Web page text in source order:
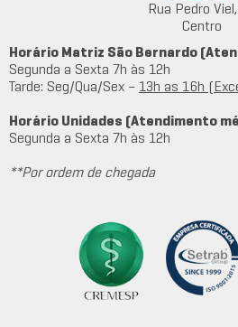
Rua Pedro
Centro
Horário Matriz São Bernardo
Segunda a Sexta 7h às 12h
Tarde: Seg/Qua/Sex – 13h as 16h
Horário Unidades (Atendimento
Segunda a Sexta 7h às 12h
**Por ordem de chegada